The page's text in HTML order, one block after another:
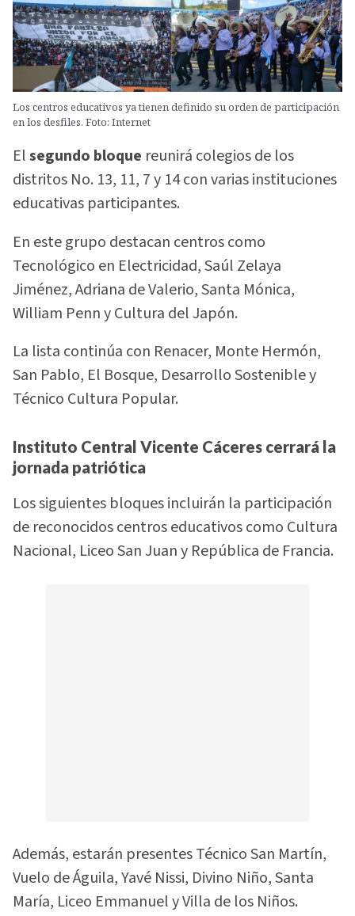
Los centros educativos ya tienen definido su orden de participación
en los desfiles. Foto: Internet
Elsegundo bloque reunirá colegios de los
distritos No. 13, 11, 7 y 14 con varias instituciones
educativas participantes.
En este grupo destacan centros como
Tecnológico en Electricidad, Saúl Zelaya
Jiménez, Adriana de Valerio, Santa Mónica,
William Penn y Cultura del Japón.
La lista continúa con Renacer, Monte Hermón,
San Pablo, El Bosque, Desarrollo Sostenible y
Técnico Cultura Popular.
Instituto Central Vicente Cáceres cerrará la
jornada patriótica
Los siguientes bloques incluirán la participación
de reconocidos centros educativos como Cultura
Nacional, Liceo San Juan y República de Francia.
Además, estarán presentes Técnico San Martín,
Vuelo de Águila, Yavé Nissi, Divino Niño, Santa
María, Liceo Emmanuel y Villa de los Niños.